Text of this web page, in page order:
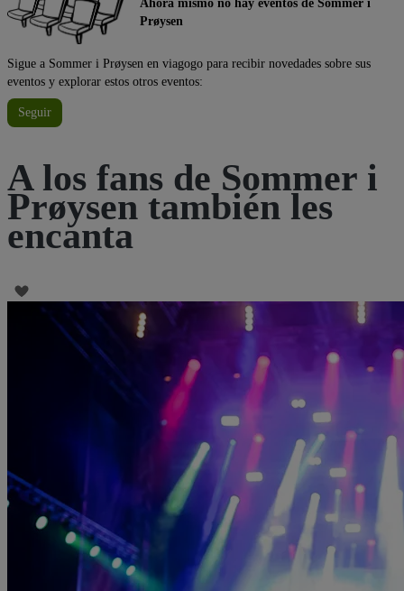
Ahora mismo no hay eventos de Sommer i
Prøysen
Sigue a Sommer i Prøysen en viagogo para recibir novedades sobre sus
eventos y explorar estos otros eventos:
Seguir
A los fans de Sommer i
Prøysen también les
encanta